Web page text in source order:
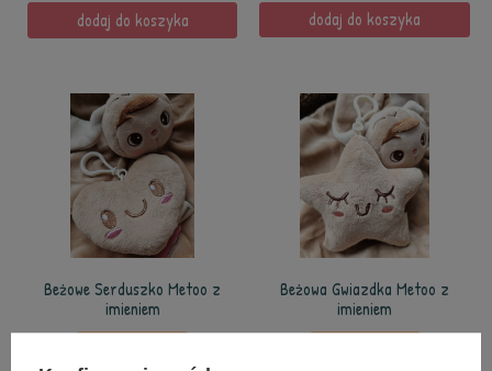
dodaj do koszyka dodaj do koszyka
Beżowe Serduszko Metoo z
imieniem
Beżowa Gwiazdka Metoo z
imieniem